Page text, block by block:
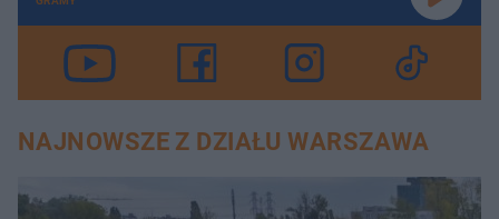
NAJNOWSZE Z DZIAŁU WARSZAWA